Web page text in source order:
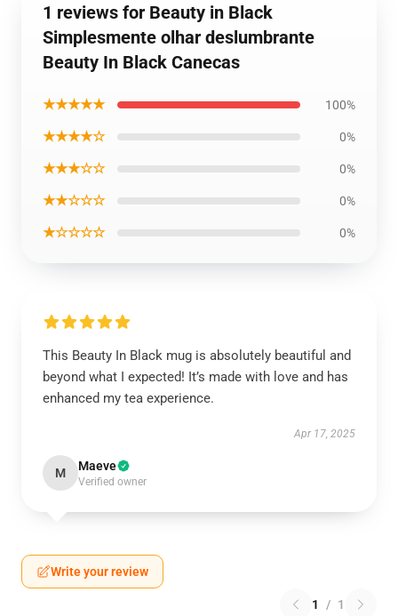
1 reviews for Beauty in Black
Simplesmente olhar deslumbrante
Beauty In Black Canecas
★★★★★ 100%
★★★★☆ 0%
★★★☆☆ 0%
★★☆☆☆ 0%
★☆☆☆☆ 0%
This Beauty In Black mug is absolutely beautiful and
beyond what I expected! It’s made with love and has
enhanced my tea experience.
Apr 17, 2025
M Maeve
Verified owner
Write your review
1 / 1